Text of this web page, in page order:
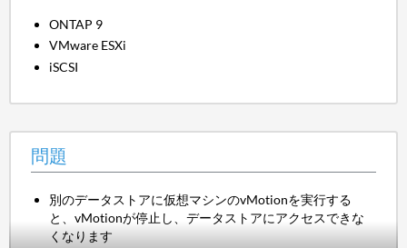
ONTAP 9
VMware ESXi
iSCSI
問題
別のデータストアに仮想マシンのvMotionを実行する
と、vMotionが停止し、データストアにアクセスできな
くなります